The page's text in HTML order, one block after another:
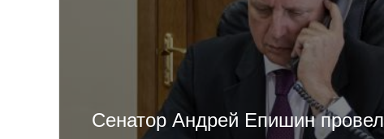
Сенатор Андрей Епишин провел